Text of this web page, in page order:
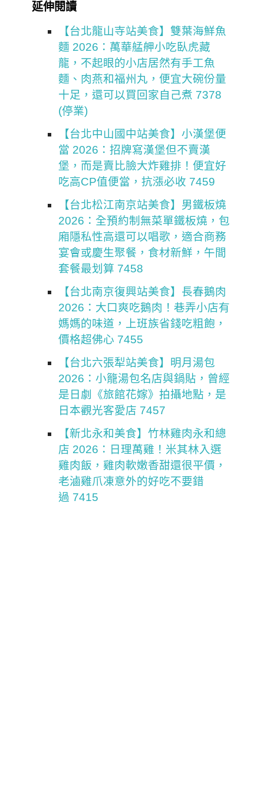
延伸閱讀
【台北龍山寺站美食】雙葉海鮮魚
麵 2026：萬華艋舺小吃臥虎藏
龍，不起眼的小店居然有手工魚
麵、肉燕和福州丸，便宜大碗份量
十足，還可以買回家自己煮 7378
(停業)
【台北中山國中站美食】小漢堡便
當 2026：招牌寫漢堡但不賣漢
堡，而是賣比臉大炸雞排！便宜好
吃高CP值便當，抗漲必收 7459
【台北松江南京站美食】男鐵板燒
2026：全預約制無菜單鐵板燒，包
廂隱私性高還可以唱歌，適合商務
宴會或慶生聚餐，食材新鮮，午間
套餐最划算 7458
【台北南京復興站美食】長春鵝肉
2026：大口爽吃鵝肉！巷弄小店有
媽媽的味道，上班族省錢吃粗飽，
價格超佛心 7455
【台北六張犁站美食】明月湯包
2026：小籠湯包名店與鍋貼，曾經
是日劇《旅館花嫁》拍攝地點，是
日本觀光客愛店 7457
【新北永和美食】竹林雞肉永和總
店 2026：日理萬雞！米其林入選
雞肉飯，雞肉軟嫩香甜還很平價，
老滷雞爪凍意外的好吃不要錯
過 7415